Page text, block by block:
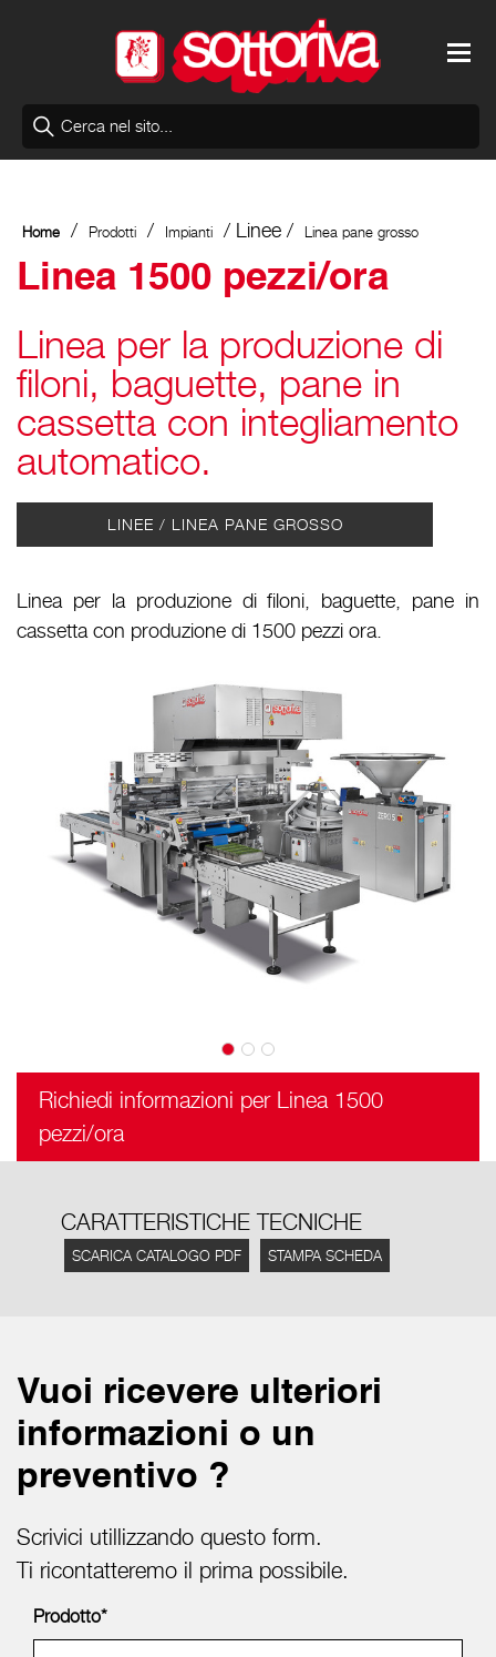
Home / Prodotti / Impianti / Linee / Linea pane grosso
Linea 1500 pezzi/ora
Linea per la produzione di
filoni, baguette, pane in
cassetta con integliamento
automatico.
LINEE / LINEA PANE GROSSO
Linea per la produzione di filoni, baguette, pane in
cassetta con produzione di 1500 pezzi ora.
Richiedi informazioni per Linea 1500
pezzi/ora
CARATTERISTICHE TECNICHE
SCARICA CATALOGO PDF STAMPA SCHEDA
Vuoi ricevere ulteriori
informazioni o un
preventivo ?
Scrivici utillizzando questo form.
Ti ricontatteremo il prima possibile.
Prodotto*